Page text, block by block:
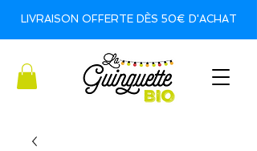
LIVRAISON OFFERTE DÈS 50€ D'ACHAT